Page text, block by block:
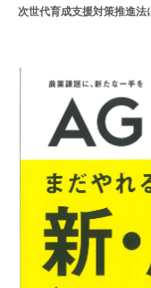
次世代育成支援対策推進